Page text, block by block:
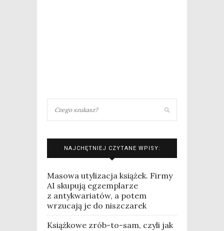
NAJCHĘTNIEJ CZYTANE WPISY:
Masowa utylizacja książek. Firmy
AI skupują egzemplarze
z antykwariatów, a potem
wrzucają je do niszczarek
Książkowe zrób-to-sam, czyli jak